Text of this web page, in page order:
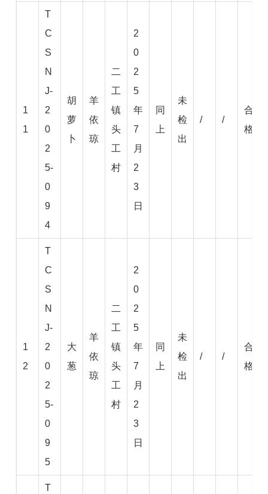
1
1
T
C
S
N
J-
2
0
2
5-
0
9
4
胡
萝
卜
羊
依
琼
二
工
镇
头
工
村
2
0
2
5
年
7
月
2
3
日
同
上
未
检
出
/ /
合
格
1
2
T
C
S
N
J-
2
0
2
5-
0
9
5
大
葱
羊
依
琼
二
工
镇
头
工
村
2
0
2
5
年
7
月
2
3
日
同
上
未
检
出
/ /
合
格
T